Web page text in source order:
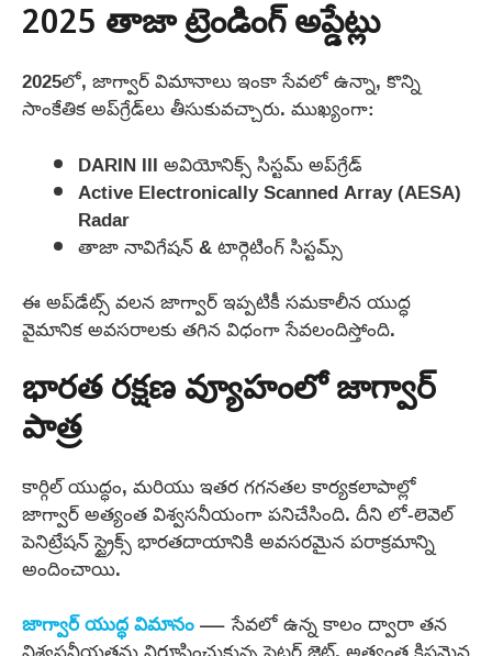
2025 తాజా ట్రెండింగ్ అప్డేట్లు
2025లో, జాగ్వార్ విమానాలు ఇంకా సేవలో ఉన్నా, కొన్ని
సాంకేతిక అప్‌గ్రేడ్‌లు తీసుకువచ్చారు. ముఖ్యంగా:
DARIN III అవియోనిక్స్ సిస్టమ్ అప్‌గ్రేడ్
Active Electronically Scanned Array (AESA)
Radar
తాజా నావిగేషన్ & టార్గెటింగ్ సిస్టమ్స్
ఈ అప్‌డేట్స్ వలన జాగ్వార్ ఇప్పటికీ సమకాలీన యుద్ధ
వైమానిక అవసరాలకు తగిన విధంగా సేవలందిస్తోంది.
భారత రక్షణ వ్యూహంలో జాగ్వార్
పాత్ర
కార్గిల్ యుద్ధం, మరియు ఇతర గగనతల కార్యకలాపాల్లో
జాగ్వార్ అత్యంత విశ్వసనీయంగా పనిచేసింది. దీని లో-లెవెల్
పెనిట్రేషన్ స్ట్రైక్స్ భారతదాయానికి అవసరమైన పరాక్రమాన్ని
అందించాయి.
జాగ్వార్ యుద్ధ విమానం— సేవలో ఉన్న కాలం ద్వారా తన